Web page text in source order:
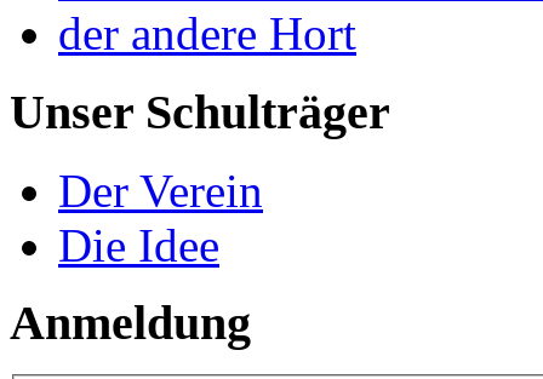
der andere Hort
Unser Schulträger
Der Verein
Die Idee
Anmeldung